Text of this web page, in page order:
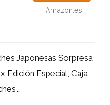
Amazon.es
Japonesas Sorpresa
Edición Especial, Caja